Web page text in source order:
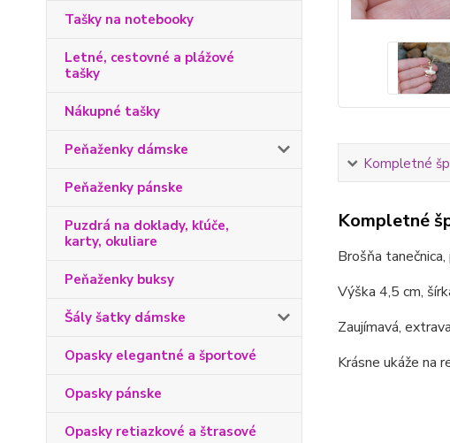
Tašky na notebooky
Letné, cestovné a plážové
tašky
Nákupné tašky
Peňaženky dámske
Peňaženky pánske
Puzdrá na doklady, kľúče,
karty, okuliare
Peňaženky buksy
Šály šatky dámske
Opasky elegantné a športové
Opasky pánske
Opasky retiazkové a štrasové
Kompletné
Kompletné
Brošňa
Výška 4,5 cm,
Zaujímavá,
Krásne ukáže na